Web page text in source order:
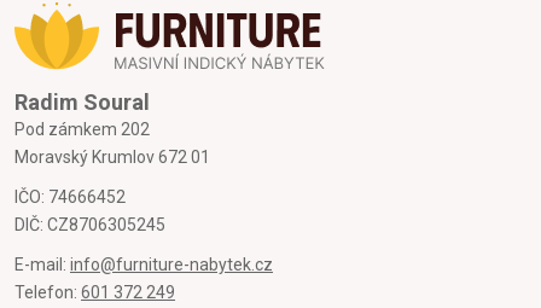
Radim Soural
Pod zámkem 202
Moravský Krumlov 672 01
IČO: 74666452
DIČ: CZ8706305245
E-mail: info@furniture-nabytek.cz
Telefon: 601 372 249